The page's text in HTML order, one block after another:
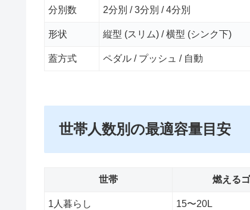
分別数 2分別 / 3分別 / 4分別
形状 縦型 (スリム) / 横型 (シンク下)
蓋方式 ペダル / プッシュ / 自動
世帯人数別の最適容量目安
世帯 燃える
1人暮らし 15〜20L